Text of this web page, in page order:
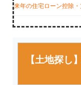
来年の住宅ローン控除
【土地探し